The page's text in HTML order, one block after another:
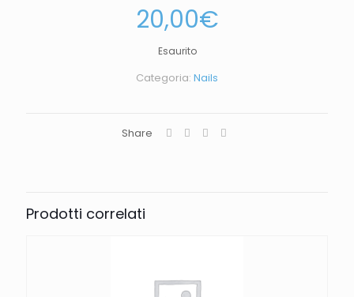
20,00€
Esaurito
Categoria: Nails
Share
Prodotti correlati